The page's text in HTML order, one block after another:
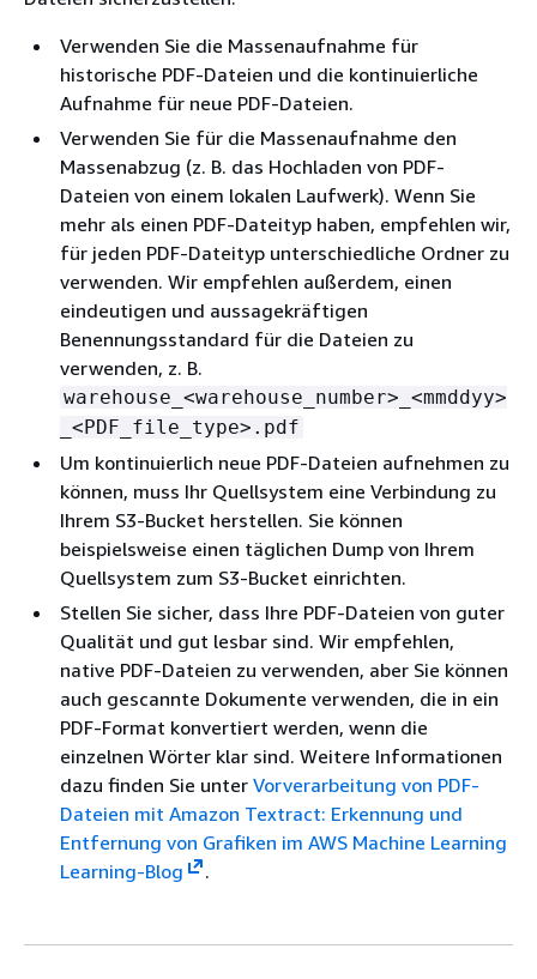
Verwenden Sie die Massenaufnahme für
historische PDF-Dateien und die kontinuierliche
Aufnahme für neue PDF-Dateien.
Verwenden Sie für die Massenaufnahme den
Massenabzug (z. B. das Hochladen von PDF-
Dateien von einem lokalen Laufwerk). Wenn Sie
mehr als einen PDF-Dateityp haben, empfehlen wir,
für jeden PDF-Dateityp unterschiedliche Ordner zu
verwenden. Wir empfehlen außerdem, einen
eindeutigen und aussagekräftigen
Benennungsstandard für die Dateien zu
verwenden, z. B.
warehouse_<warehouse_number>_<mmddyy>
_<PDF_file_type>.pdf
Um kontinuierlich neue PDF-Dateien aufnehmen zu
können, muss Ihr Quellsystem eine Verbindung zu
Ihrem S3-Bucket herstellen. Sie können
beispielsweise einen täglichen Dump von Ihrem
Quellsystem zum S3-Bucket einrichten.
Stellen Sie sicher, dass Ihre PDF-Dateien von guter
Qualität und gut lesbar sind. Wir empfehlen,
native PDF-Dateien zu verwenden, aber Sie können
auch gescannte Dokumente verwenden, die in ein
PDF-Format konvertiert werden, wenn die
einzelnen Wörter klar sind. Weitere Informationen
dazu finden Sie unter Vorverarbeitung von PDF-
Dateien mit Amazon Textract: Erkennung und
Entfernung von Grafiken im AWS Machine Learning
Learning-Blog
.